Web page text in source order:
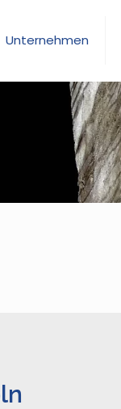
Unternehmen